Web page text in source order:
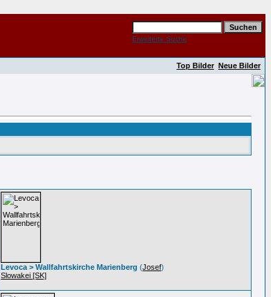
Erweiterte Suche
Top Bilder Neue Bilder
Levoca > Wallfahrtskirche Marienberg (Josef)
Slowakei [SK]